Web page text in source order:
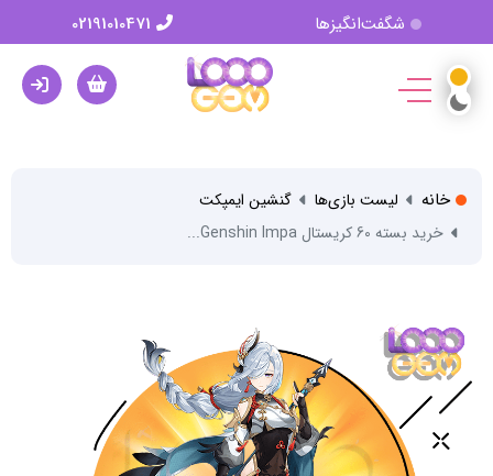
شگفت‌انگیزها
خانه لیست بازی‌ها
گنشین ایمپکت
خرید بسته 60 کریستال Genshin Impa...